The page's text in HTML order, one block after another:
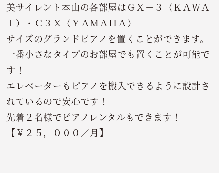
美サイレント本山の各部屋はＧＸ－３（ＫＡＷＡ
Ｉ）・Ｃ３Ｘ（ＹＡＭＡＨＡ）
サイズのグランドピアノを置くことができます。
一番小さなタイプのお部屋でも置くことが可能で
す！
エレベーターもピアノを搬入できるように設計さ
れているので安心です！
先着２名様でピアノレンタルもできます！
【￥２５，０００／月】